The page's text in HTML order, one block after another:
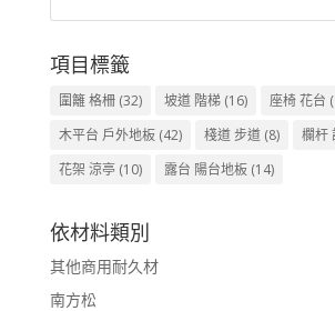
項目標籤
圍籬 格柵(32) 坡道 階梯(16) 座椅 花台
木平台 戶外地板(42) 棧道 步道(8) 欄杆
花架 涼亭(10) 露台 陽台地板(14)
依材料類別
其他商用耐久材
南方松